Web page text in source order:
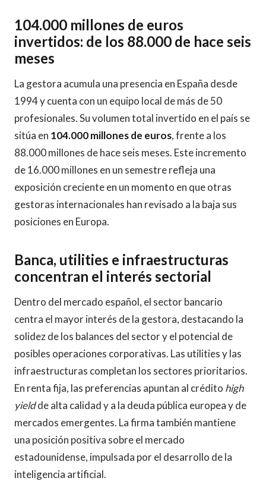
104.000 millones de euros
invertidos: de los 88.000 de hace seis
meses
La gestora acumula una presencia en España desde
1994 y cuenta con un equipo local de más de 50
profesionales. Su volumen total invertido en el país se
sitúa en 104.000 millones de euros, frente a los
88.000 millones de hace seis meses. Este incremento
de 16.000 millones en un semestre refleja una
exposición creciente en un momento en que otras
gestoras internacionales han revisado a la baja sus
posiciones en Europa.
Banca, utilities e infraestructuras
concentran el interés sectorial
Dentro del mercado español, el sector bancario
centra el mayor interés de la gestora, destacando la
solidez de los balances del sector y el potencial de
posibles operaciones corporativas. Las utilities y las
infraestructuras completan los sectores prioritarios.
En renta fija, las preferencias apuntan al crédito high
yieldde alta calidad y a la deuda pública europea y de
mercados emergentes. La firma también mantiene
una posición positiva sobre el mercado
estadounidense, impulsada por el desarrollo de la
inteligencia artificial.